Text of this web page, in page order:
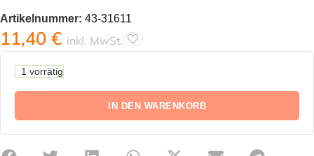
Artikelnummer: 43-31611
11,40 € inkl. MwSt.
1 vorrätig
IN DEN WARENKORB